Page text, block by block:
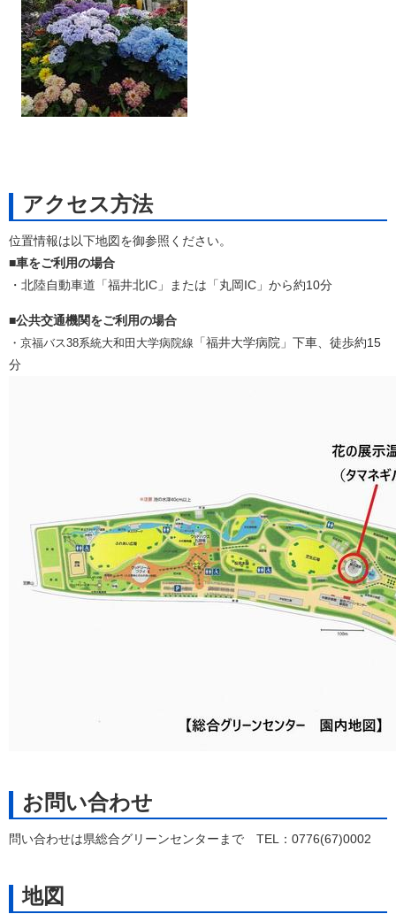
アクセス方法
位置情報は以下地図を御参照ください。
■車をご利用の場合
・北陸自動車道「福井北IC」または「丸岡IC」から約10分
■公共交通機関をご利用の場合
・京福バス38系統大和田大学病院線 「福井大学病院」下車、徒歩約15
分
お問い合わせ
問い合わせは県総合グリーンセンターまで TEL：0776(67)0002
地図